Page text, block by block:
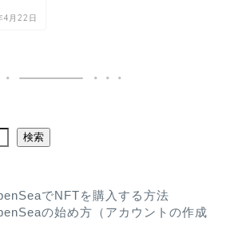
4月22日
検索
でNFTを購入する方法
の始め方（アカウントの作成